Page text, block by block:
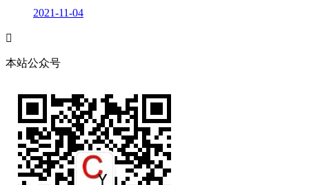
2021-11-04

本站公众号